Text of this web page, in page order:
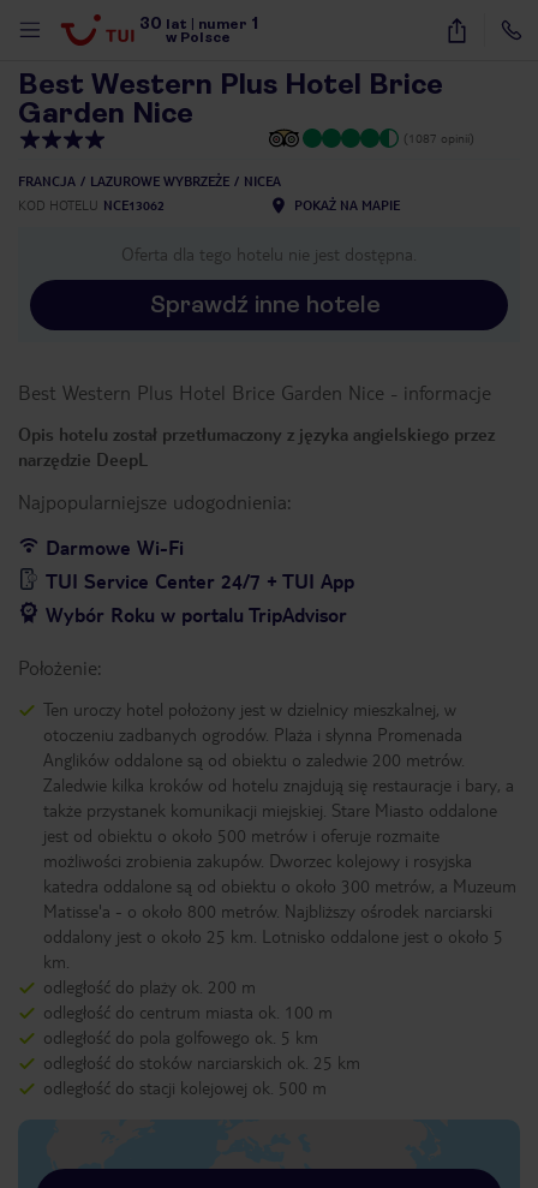
30 lat numer 1
w Polsce
26
Best Western Plus Hotel Brice
Garden Nice
(1087 opinii)
FRANCJA LAZUROWE WYBRZEŻE
NICEA
KOD HOTELU NCE13062 POKAŻ NA MAPIE
Oferta dla tego hotelu nie jest dostępna.
Sprawdź inne hotele
Best Western Plus Hotel Brice Garden Nice - informacje
Opis hotelu został przetłumaczony z języka angielskiego przez
narzędzie DeepL
Najpopularniejsze udogodnienia:
Darmowe Wi-Fi
TUI Service Center 24/7 + TUI App
Wybór Roku w portalu TripAdvisor
Położenie:
Ten uroczy hotel położony jest w dzielnicy mieszkalnej, w
otoczeniu zadbanych ogrodów. Plaża i słynna Promenada
Anglików oddalone są od obiektu o zaledwie 200 metrów.
Zaledwie kilka kroków od hotelu znajdują się restauracje i bary, a
także przystanek komunikacji miejskiej. Stare Miasto oddalone
jest od obiektu o około 500 metrów i oferuje rozmaite
możliwości zrobienia zakupów. Dworzec kolejowy i rosyjska
katedra oddalone są od obiektu o około 300 metrów, a Muzeum
Matisse'a - o około 800 metrów. Najbliższy ośrodek narciarski
oddalony jest o około 25 km. Lotnisko oddalone jest o około 5
km.
odległość do plaży ok. 200 m
odległość do centrum miasta ok. 100 m
odległość do pola golfowego ok. 5 km
odległość do stoków narciarskich ok. 25 km
odległość do stacji kolejowej ok. 500 m